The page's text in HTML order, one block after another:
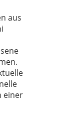
aus
einer